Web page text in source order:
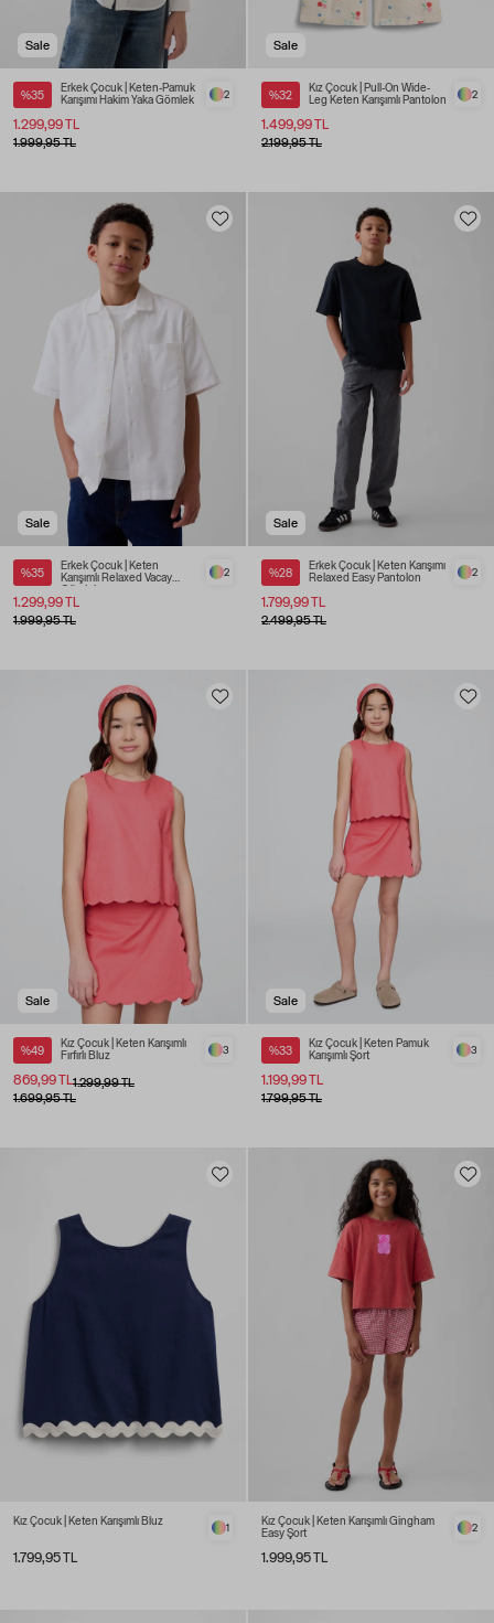
Sale
%35
Erkek Çocuk | Keten-Pamuk
Karışımı Hakim Yaka Gömlek
1.299,99 TL
2
1.999,95 TL
Sale
%32
Kız Çocuk | Pull-On Wide-
Leg Keten Karışımlı Pantolon
1.499,99 TL
2
2.199,95 TL
Sale
%35
Erkek Çocuk | Keten
Karışımlı Relaxed Vacay
Gömlek
1.299,99 TL
2
1.999,95 TL
Sale
%28
Erkek Çocuk | Keten Karışımı
Relaxed Easy Pantolon
1.799,99 TL
2
2.499,95 TL
Sale
%49
Kız Çocuk | Keten Karışımlı
Fırfırlı Bluz
1.299,99 TL
869,99 TL
3
1.699,95 TL
Sale
%33
Kız Çocuk | Keten Pamuk
Karışımlı Şort
1.199,99 TL
3
1.799,95 TL
Kız Çocuk | Keten Karışımlı Bluz
1.799,95 TL
1
Kız Çocuk | Keten Karışımlı Gingham
Easy Şort
1.999,95 TL
2